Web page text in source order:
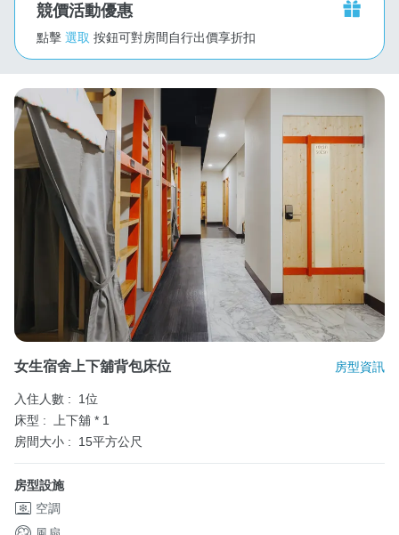
競價活動優惠
點擊 選取 按鈕可對房間自行出價享折扣
女生宿舍上下舖背包床位 房型資訊
入住人數 :
1位
床型 :
上下舖 * 1
房間大小 :
15平方公尺
房型設施
空調